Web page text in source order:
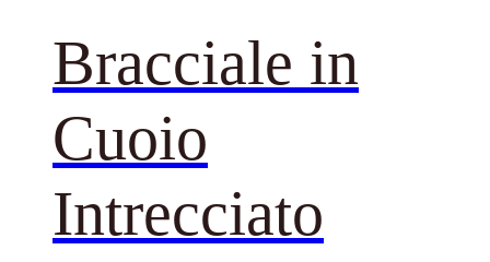
Bracciale in
Cuoio
Intrecciato